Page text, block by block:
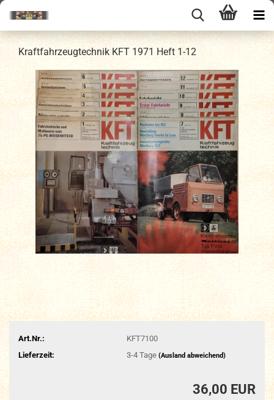
Kraftfahrzeugtechnik KFT 1971 Heft 1-12
Art.Nr.:
KFT7100
Lieferzeit:
3-4 Tage (Ausland abweichend)
36,00 EUR